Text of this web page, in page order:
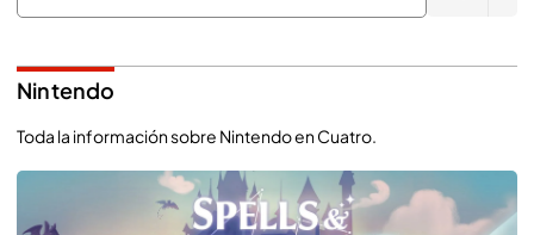
Nintendo
Toda la información sobre Nintendo en Cuatro.